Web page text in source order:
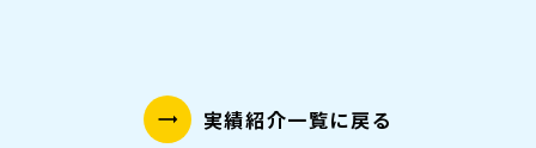
trending_flat 実績紹介一覧に戻る